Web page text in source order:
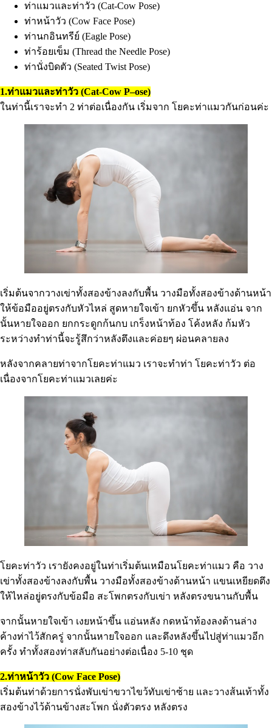
ท่าแมวและท่าวัว (Cat-Cow Pose)
ท่าหน้าวัว (Cow Face Pose)
ท่านกอินทรีย์ (Eagle Pose)
ท่าร้อยเข็ม (Thread the Needle Pose)
ท่านั่งบิดตัว (Seated Twist Pose)
1.ท่าแมวและท่าวัว (Cat-Cow P–ose)
ในท่านี้เราจะทำ 2 ท่าต่อเนื่องกัน เริ่มจาก โยคะท่าแมวกันก่อนค่ะ
เริ่มต้นจากวางเข่าทั้งสองข้างลงกับพื้น วางมือทั้งสองข้างด้านหน้า
ให้ข้อมืออยู่ตรงกับหัวไหล่ สูดหายใจเข้า ยกหัวขึ้น หลังแอ่น จาก
นั้นหายใจออก ยกกระดูกก้นกบ เกร็งหน้าท้อง โค้งหลัง ก้มหัว
ระหว่างทำท่านี้จะรู้สึกว่าหลังตึงและค่อยๆ ผ่อนคลายลง
หลังจากคลายท่าจากโยคะท่าแมว เราจะทำท่า โยคะท่าวัว ต่อ
เนื่องจากโยคะท่าแมวเลยค่ะ
โยคะท่าวัว เรายังคงอยู่ในท่าเริ่มต้นเหมือนโยคะท่าแมว คือ วาง
เข่าทั้งสองข้างลงกับพื้น วางมือทั้งสองข้างด้านหน้า แขนเหยียดตึง
ให้ไหล่อยู่ตรงกับข้อมือ สะโพกตรงกับเข่า หลังตรงขนานกับพื้น
จากนั้นหายใจเข้า เงยหน้าขึ้น แอ่นหลัง กดหน้าท้องลงด้านล่าง
ค้างท่าไว้สักครู่ จากนั้นหายใจออก และดึงหลังขึ้นไปสู่ท่าแมวอีก
ครั้ง ทำทั้งสองท่าสลับกันอย่างต่อเนื่อง 5-10 ชุด
2.ท่าหน้าวัว (Cow Face Pose)
เริ่มต้นท่าด้วยการนั่งพับเข่าขวาไขว้ทับเข่าซ้าย และวางส้นเท้าทั้ง
สองข้างไว้ด้านข้างสะโพก นั่งตัวตรง หลังตรง